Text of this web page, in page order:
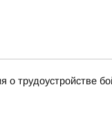
трудоустройстве